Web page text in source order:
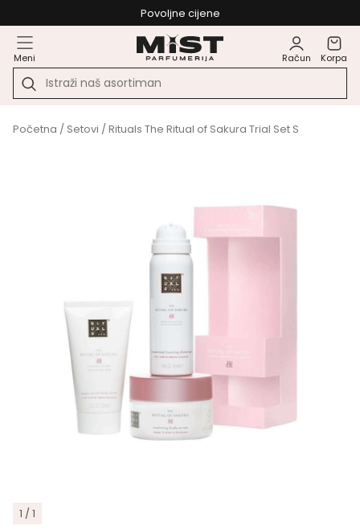
Povoljne cijene
Meni Račun Korpa
Početna / Setovi / Rituals The Ritual of Sakura Trial Set S
1 / 1